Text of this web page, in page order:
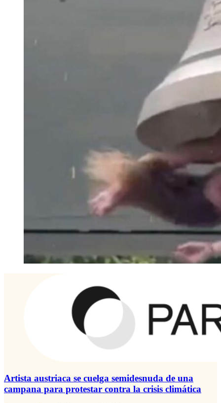
Artista austriaca se cuelga semidesnuda de una
campana para protestar contra la crisis climática